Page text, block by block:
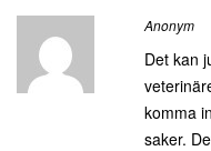
Anonym
Det kan
komma
saker.